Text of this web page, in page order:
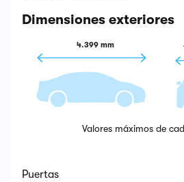
Dimensiones exteriores
4.399 mm
Valores máximos de
Puertas